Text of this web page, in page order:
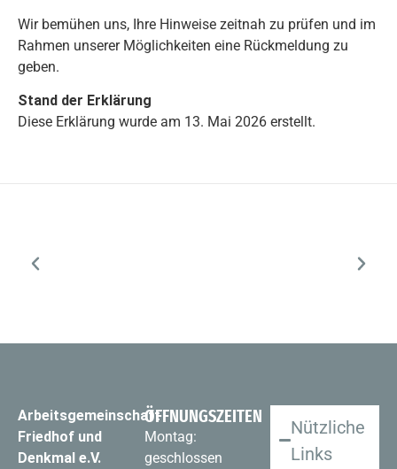
Wir bemühen uns, Ihre Hinweise zeitnah zu prüfen und im
Rahmen unserer Möglichkeiten eine Rückmeldung zu
geben.
Stand der Erklärung
Diese Erklärung wurde am 13. Mai 2026 erstellt.
Arbeitsgemeinschaft
Friedhof und
Denkmal e.V.
ÖFFNUNGSZEITEN
Montag:
geschlossen
Nützliche
Links